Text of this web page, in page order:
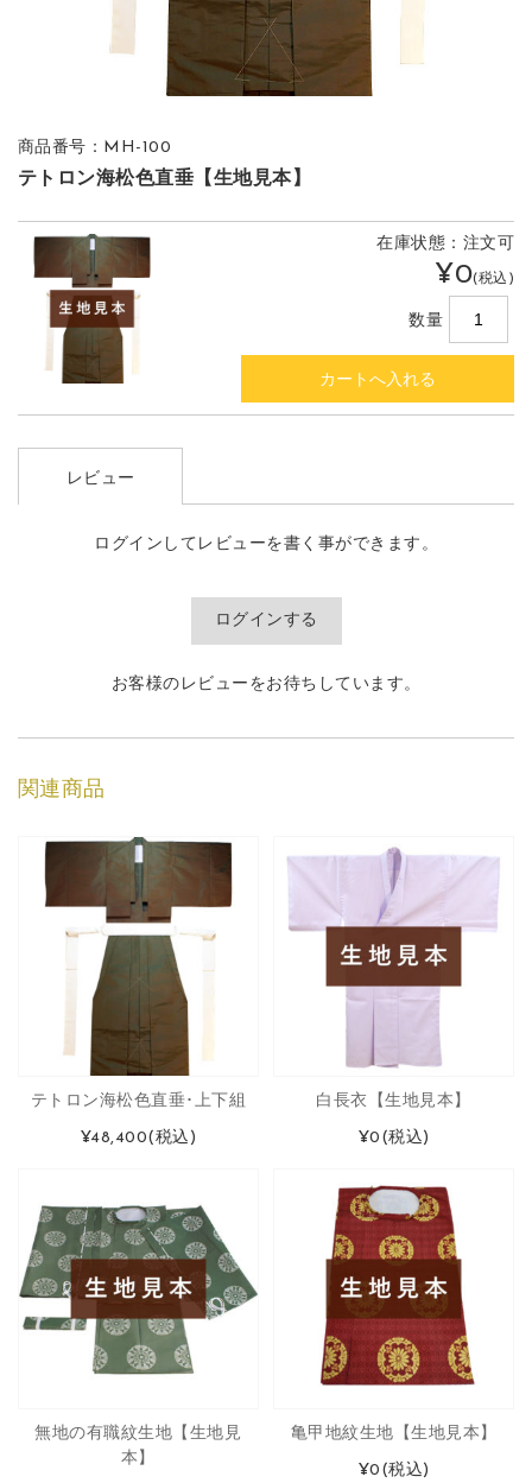
商品番号：MH-100
テトロン海松色直垂【生地見本】
在庫状態：注文可
¥0(税込)
数量
レビュー
ログインしてレビューを書く事ができます。
ログインする
お客様のレビューをお待ちしています。
関連商品
テトロン海松色直垂･上下組
¥48,400(税込)
白長衣【生地見本】
¥0 (税込)
無地の有職紋生地【生地見
本】
亀甲地紋生地【生地見本】
¥0 (税込)